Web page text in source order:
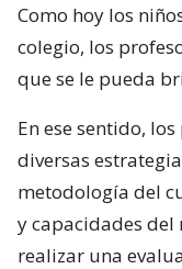
Como hoy los
colegio, los
que se le pueda
En ese sentido,
diversas
metodología del
y capacidades del
realizar una